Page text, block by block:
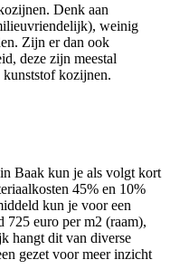
Denk aan
weinig
Zijn er dan ook
deze zijn meestal
kozijnen.
Baak kun je als volgt kort
45% en 10%
kun je voor een
725 euro per m2 (raam),
hangt dit van diverse
gezet voor meer inzicht